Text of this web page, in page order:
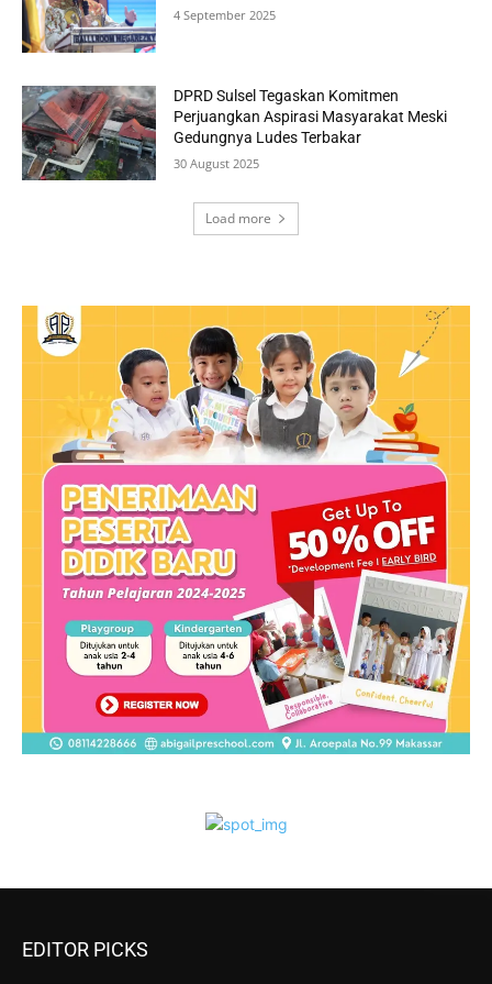
4 September 2025
DPRD Sulsel Tegaskan Komitmen
Perjuangkan Aspirasi Masyarakat Meski
Gedungnya Ludes Terbakar
30 August 2025
Load more
EDITOR PICKS